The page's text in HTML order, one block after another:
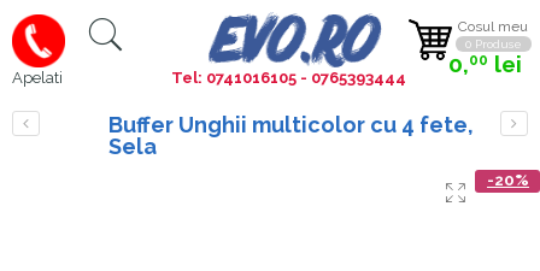
Apelati
Cosul meu
0 Produse
0,00 lei
Tel: 0741016105 - 0765393444
Buffer Unghii multicolor cu 4 fete,
Sela
-20%